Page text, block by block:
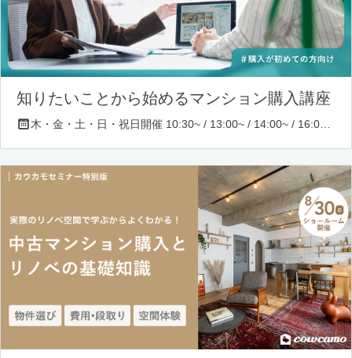
知りたいことから始めるマンション購入講座